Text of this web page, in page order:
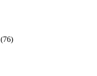
(76)